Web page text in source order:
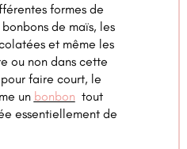
formes de
de maïs, les
et même les
ou non dans cette
faire court, le
un bonbon tout
essentiellement de